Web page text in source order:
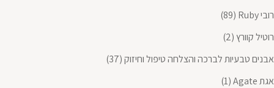
רובי Ruby
(89)
רוטיל קוורץ (2)
אבנים טבעיות לברכה והצלחה טיפול וחיזוק(37)
אגת Agate
(1)